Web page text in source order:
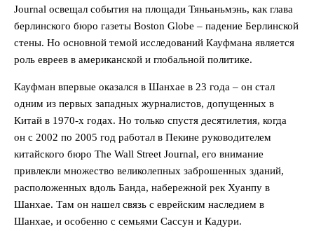
Journal освещал события на площади Тяньаньмэнь, как глава
берлинского бюро газеты Boston Globe – падение Берлинской
стены. Но основной темой исследований Кауфмана является
роль евреев в американской и глобальной политике.
Кауфман впервые оказался в Шанхае в 23 года – он стал
одним из первых западных журналистов, допущенных в
Китай в 1970-х годах. Но только спустя десятилетия, когда
он с 2002 по 2005 год работал в Пекине руководителем
китайского бюро The Wall Street Journal, его внимание
привлекли множество великолепных заброшенных зданий,
расположенных вдоль Банда, набережной рек Хуанпу в
Шанхае. Там он нашел связь с еврейским наследием в
Шанхае, и особенно с семьями Сассун и Кадури.